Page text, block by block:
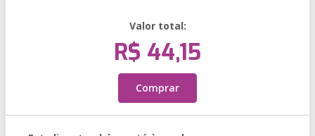
Valor total:
R$ 44,15
Comprar